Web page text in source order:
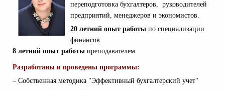
переподготовка бухгалтеров, руководителей
предприятий, менеджеров и экономистов.
20 летний опыт работы по специализации
финансов
8 летний опыт работы преподавателем
Разработаны и проведены программы:
– Собственная методика "Эффективный бухгалтерский учет"